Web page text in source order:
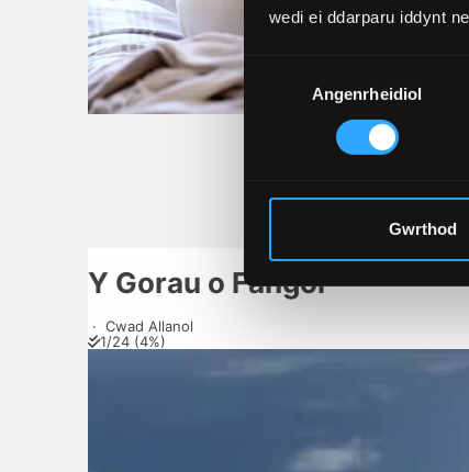
wedi ei ddarparu iddynt
Dewis
Caniatâd
Angenrheidiol
Gwrthod